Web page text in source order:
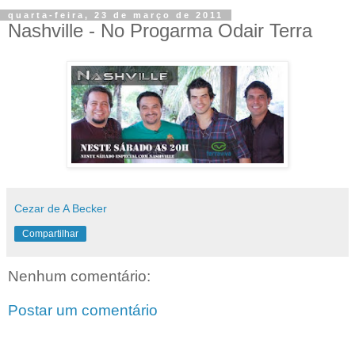
quarta-feira, 23 de março de 2011
Nashville - No Progarma Odair Terra
Cezar de A Becker
Compartilhar
Nenhum comentário:
Postar um comentário